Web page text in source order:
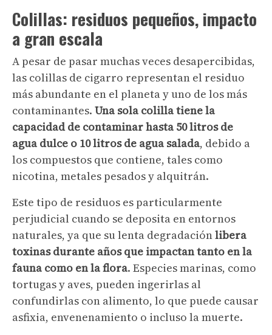
Colillas: residuos pequeños, impacto
a gran escala
A pesar de pasar muchas veces desapercibidas,
las colillas de cigarro representan el residuo
más abundante en el planeta y uno de los más
contaminantes. Una sola colilla tiene la
capacidad de contaminar hasta 50 litros de
agua dulce o 10 litros de agua salada, debido a
los compuestos que contiene, tales como
nicotina, metales pesados y alquitrán.
Este tipo de residuos es particularmente
perjudicial cuando se deposita en entornos
naturales, ya que su lenta degradaciónlibera
toxinas durante años que impactan tanto en la
fauna como en la flora. Especies marinas, como
tortugas y aves, pueden ingerirlas al
confundirlas con alimento, lo que puede causar
asfixia, envenenamiento o incluso la muerte.